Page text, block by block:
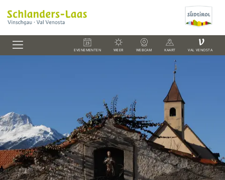
EVENEMENTEN WEER WEBCAM KAART
V
VAL VENOSTA